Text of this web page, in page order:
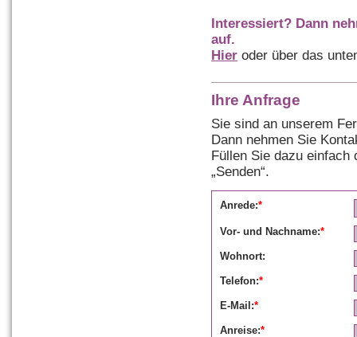
Interessiert? Dann
auf.
Hier oder über das
Ihre Anfrage
Sie sind an unserem
Dann nehmen Sie
Füllen Sie dazu
„Senden“.
Anrede:*
Vor- und Nachname:*
Wohnort:
Telefon:*
E-Mail:*
Anreise:*